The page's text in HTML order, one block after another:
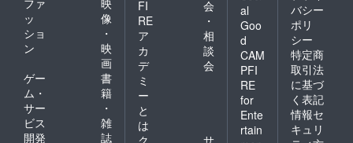
ッ
ショ
ン
像
・
映
画
ゲー
ム・
サー
ビス
開発
書
籍
・
雑
誌
FI
RE
ア
カ
デ
ミ
ー
と
は
会
・
相
談
会
ク
サ
al
Goo
d
CAM
PFI
RE
for
Ente
rtain
バシー
ポリ
シー
特定商
取引法
に基づ
く表記
情報セ
キュリ